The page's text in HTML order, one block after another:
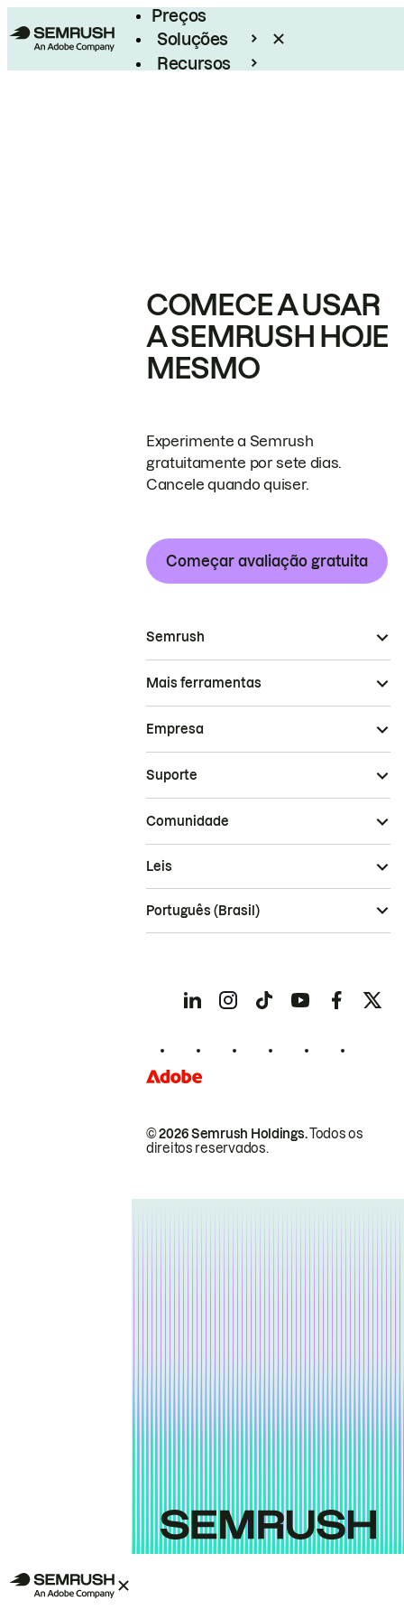
Preços
Soluções
Recursos
COMECE A USAR
A SEMRUSH HOJE
MESMO
Experimente a Semrush
gratuitamente por sete dias.
Cancele quando quiser.
Começar avaliação gratuita
Semrush
Mais ferramentas
Empresa
Suporte
Comunidade
© 2026 Semrush Holdings.Todos os
direitos reservados.
Leis
Português (Brasil)